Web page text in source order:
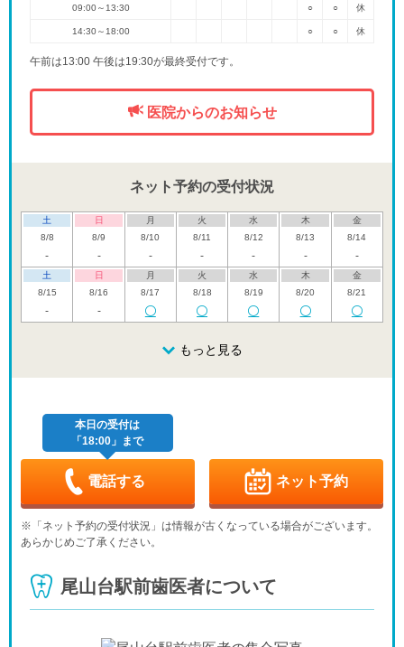
09:00～13:30 ○ ○ 休
14:30～18:00 ○ ○ 休
午前は13:00 午後は19:30が最終受付です。
医院からのお知らせ
ネット予約の受付状況
土
8/8
-
日
8/9
-
月
8/10
-
火
8/11
-
水
8/12
-
木
8/13
-
金
8/14
-
土
8/15
-
日
8/16
-
月
8/17
火
8/18
水
8/19
木
8/20
金
8/21
8/25
9/5
日
9/6
9/7
9/9
9/10
9/11
水
土
日
月
休 休 休
もっと見る
本日の受付は
「18:00」まで
電話する ネット予約
※「ネット予約の受付状況」は情報が古くなっている場合がございます。
あらかじめご了承ください。
尾山台駅前歯医者について